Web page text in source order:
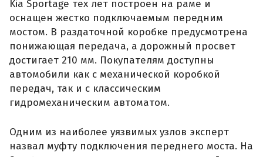
Kia Sportage тех лет построен на раме и
оснащен жестко подключаемым передним
мостом. В раздаточной коробке предусмотрена
понижающая передача, а дорожный просвет
достигает 210 мм. Покупателям доступны
автомобили как с механической коробкой
передач, так и с классическим
гидромеханическим автоматом.
Одним из наиболее уязвимых узлов эксперт
назвал муфту подключения переднего моста. На